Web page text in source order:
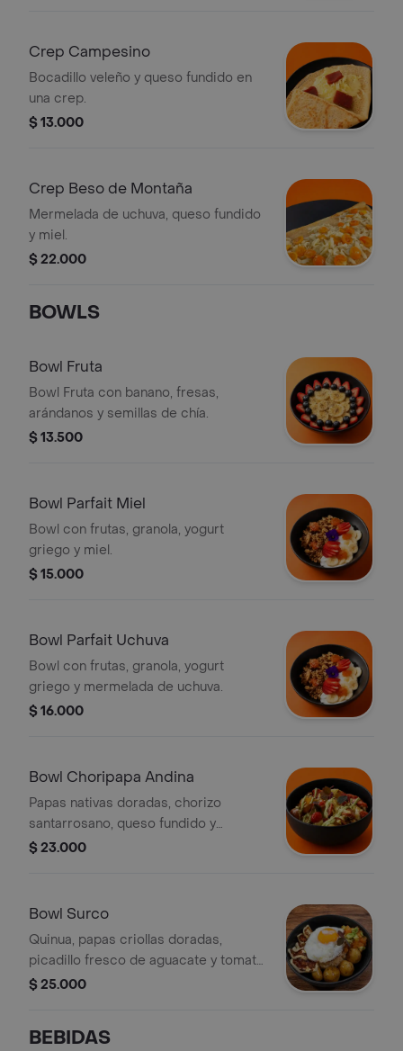
Crep Campesino
Bocadillo veleño y queso fundido en
una crep.
$ 13.000
Crep Beso de Montaña
Mermelada de uchuva, queso fundido
y miel.
$ 22.000
BOWLS
Bowl Fruta
Bowl Fruta con banano, fresas,
arándanos y semillas de chía.
$ 13.500
Bowl Parfait Miel
Bowl con frutas, granola, yogurt
griego y miel.
$ 15.000
Bowl Parfait Uchuva
Bowl con frutas, granola, yogurt
griego y mermelada de uchuva.
$ 16.000
Bowl Choripapa Andina
Papas nativas doradas, chorizo
santarrosano, queso fundido y
mayonesa de guascas con ajo.
$ 23.000
Bowl Surco
Quinua, papas criollas doradas,
picadillo fresco de aguacate y tomate
de árbol, queso asado y huevo frito.
$ 25.000
BEBIDAS